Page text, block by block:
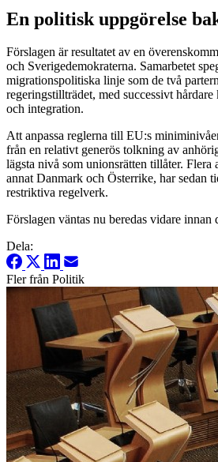
En politisk uppgörelse
Förslagen är resultatet av en
och Sverigedemokraterna. Samarbetet
migrationspolitiska linje som de två
regeringstillträdet, med successivt
och integration.
Att anpassa reglerna till EU:s
från en relativt generös tolkning av
lägsta nivå som unionsrätten tillåter. Flera
annat Danmark och Österrike, har sedan
restriktiva regelverk.
Förslagen väntas nu beredas vidare innan
Dela:
Fler från Politik